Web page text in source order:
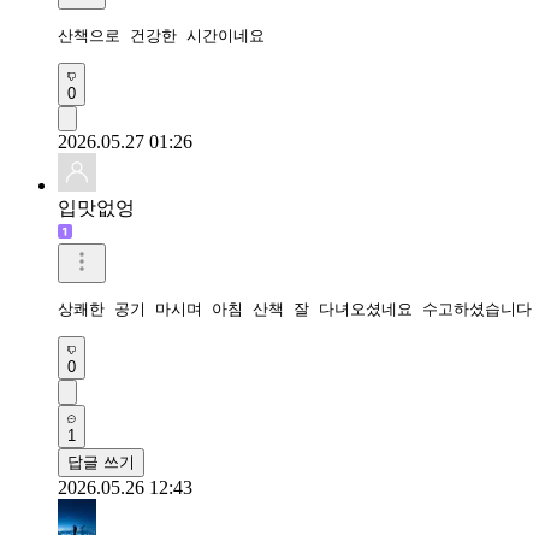
산책으로 건강한 시간이네요
0
2026.05.27 01:26
입맛없엉
상쾌한 공기 마시며 아침 산책 잘 다녀오셨네요 수고하셨습니다
0
1
답글 쓰기
2026.05.26 12:43